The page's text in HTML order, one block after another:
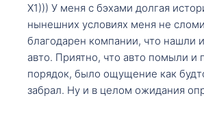
X1))) У меня с бэхами долгая
нынешних условиях меня не
благодарен компании, что нашли
авто. Приятно, что авто помыли и
порядок, было ощущение как
забрал. Ну и в целом ожидания